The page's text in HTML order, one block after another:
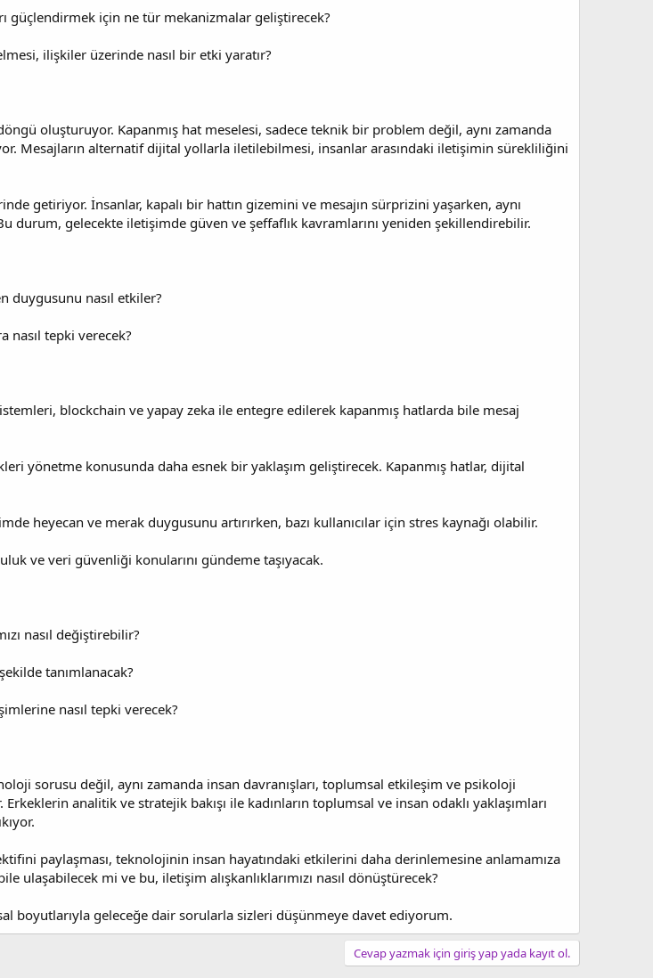
güçlendirmek için ne tür mekanizmalar geliştirecek?
ilişkiler üzerinde nasıl bir etki yaratır?
oluşturuyor. Kapanmış hat meselesi, sadece teknik bir problem değil, aynı zamanda
Mesajların alternatif dijital yollarla iletilebilmesi, insanlar arasındaki iletişimin sürekliliğini
getiriyor. İnsanlar, kapalı bir hattın gizemini ve mesajın sürprizini yaşarken, aynı
durum, gelecekte iletişimde güven ve şeffaflık kavramlarını yeniden şekillendirebilir.
duygusunu nasıl etkiler?
nasıl tepki verecek?
blockchain ve yapay zeka ile entegre edilerek kapanmış hatlarda bile mesaj
yönetme konusunda daha esnek bir yaklaşım geliştirecek. Kapanmış hatlar, dijital
heyecan ve merak duygusunu artırırken, bazı kullanıcılar için stres kaynağı olabilir.
ve veri güvenliği konularını gündeme taşıyacak.
nasıl değiştirebilir?
tanımlanacak?
nasıl tepki verecek?
sorusu değil, aynı zamanda insan davranışları, toplumsal etkileşim ve psikoloji
Erkeklerin analitik ve stratejik bakışı ile kadınların toplumsal ve insan odaklı yaklaşımları
paylaşması, teknolojinin insan hayatındaki etkilerini daha derinlemesine anlamamıza
ulaşabilecek mi ve bu, iletişim alışkanlıklarımızı nasıl dönüştürecek?
boyutlarıyla geleceğe dair sorularla sizleri düşünmeye davet ediyorum.
Cevap yazmak için giriş yap yada kayıt ol.